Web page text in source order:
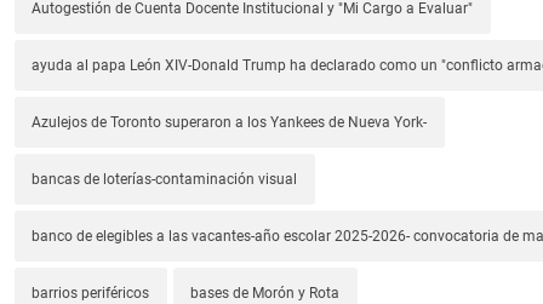
Autogestión de Cuenta Docente Institucional y "Mi Cargo a Evaluar"
ayuda al papa León XIV-Donald Trump ha declarado como un "conflicto
Azulejos de Toronto superaron a los Yankees de Nueva York-
bancas de loterías-contaminación visual
banco de elegibles a las vacantes-año escolar 2025-2026- convocatoria de
barrios periféricos bases de Morón y Rota